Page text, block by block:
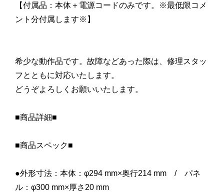
【付属品：本体＋電源コードのみです。※最低限コメ
ント分付属します※】
希少な動作品です。故障などあった際は、修理スタッ
フとともに対応いたします。
どうぞよろしくお願いいたします。
■商品詳細■
■商品スペック■
●外形寸法：本体：φ294 mm×奥行214 mm / パネ
ル：φ300 mm×厚さ20 mm